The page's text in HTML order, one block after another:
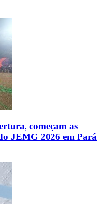
começam as
JEMG 2026 em Pará